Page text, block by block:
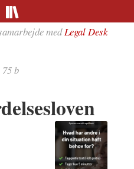
medLegal Desk
75 b